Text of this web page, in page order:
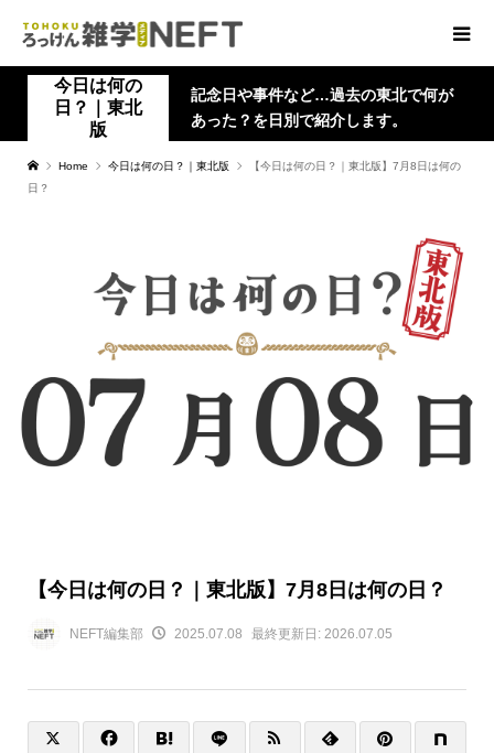
今日は何の
日？｜東北
版
記念日や事件など…過去の東北で何が
あった？を日別で紹介します。
Home 今日は何の日？｜東北版
【今日は何の日？｜東北版】7月8日は何の
日？
【今日は何の日？｜東北版】7月8日は何の日？
NEFT編集部 2025.07.08 最終更新日: 2026.07.05